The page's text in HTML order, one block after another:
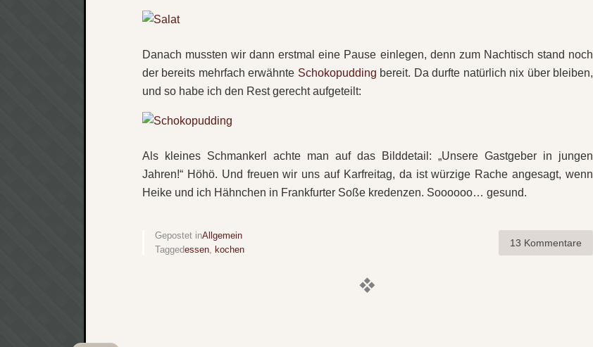
Danach mussten wir dann erstmal eine Pause einlegen, denn zum Nachtisch stand noch
der bereits mehrfach erwähnte Schokopudding bereit. Da durfte natürlich nix über bleiben,
und so habe ich den Rest gerecht aufgeteilt:
Als kleines Schmankerl achte man auf das Bilddetail: „Unsere Gastgeber in jungen
Jahren!“ Höhö. Und freuen wir uns auf Karfreitag, da ist würzige Rache angesagt, wenn
Heike und ich Hähnchen in Frankfurter Soße kredenzen. Soooooo… gesund.
13 Kommentare
Gepostet inAllgemein
Taggedessen kochen